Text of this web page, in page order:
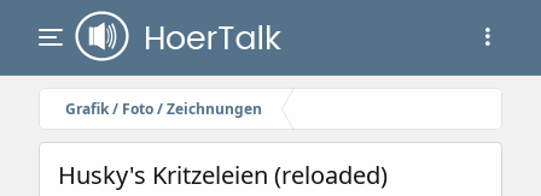
Grafik / Foto / Zeichnungen
Husky's Kritzeleien (reloaded)